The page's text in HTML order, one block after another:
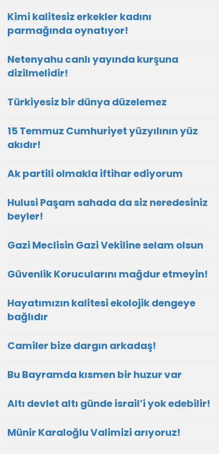
Kimi kalitesiz erkekler kadını
parmağında oynatıyor!
Netenyahu canlı yayında kurşuna
dizilmelidir!
Türkiyesiz bir dünya düzelemez
15 Temmuz Cumhuriyet yüzyılının yüz
akıdır!
Ak partili olmakla iftihar ediyorum
Hulusi Paşam sahada da siz neredesiniz
beyler!
Gazi Meclisin Gazi Vekiline selam olsun
Güvenlik Korucularını mağdur etmeyin!
Hayatımızın kalitesi ekolojik dengeye
bağlıdır
Camiler bize dargın arkadaş!
Bu Bayramda kısmen bir huzur var
Altı devlet altı günde israil’i yok edebilir!
Münir Karaloğlu Valimizi arıyoruz!